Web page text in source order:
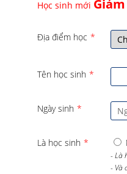
Học sinh mới
Địa điểm học *
Tên học sinh *
Ngày sinh *
Là học sinh *
- Là
- Và